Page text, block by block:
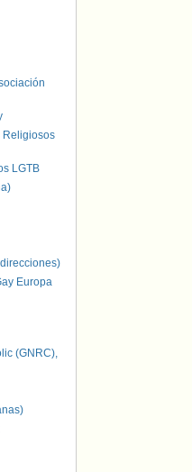
Religiosos
LGTB
Europa
(GNRC),